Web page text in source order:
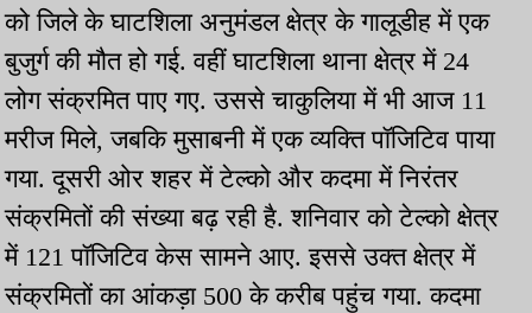
को जिले के घाटशिला अनुमंडल क्षेत्र के गालूडीह में एक
बुजुर्ग की मौत हो गई. वहीं घाटशिला थाना क्षेत्र में 24
लोग संक्रमित पाए गए. उससे चाकुलिया में भी आज 11
मरीज मिले, जबकि मुसाबनी में एक व्यक्ति पॉजिटिव पाया
गया. दूसरी ओर शहर में टेल्को और कदमा में निरंतर
संक्रमितों की संख्या बढ़ रही है. शनिवार को टेल्को क्षेत्र
में 121 पॉजिटिव केस सामने आए. इससे उक्त क्षेत्र में
संक्रमितों का आंकड़ा 500 के करीब पहुंच गया. कदमा